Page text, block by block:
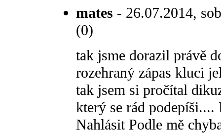
mates - 26.07.2014,
(0)
tak jsme dorazil právě
rozehraný zápas kluci
tak jsem si pročítal
který se rád podepíši....
Nahlásit Podle mě